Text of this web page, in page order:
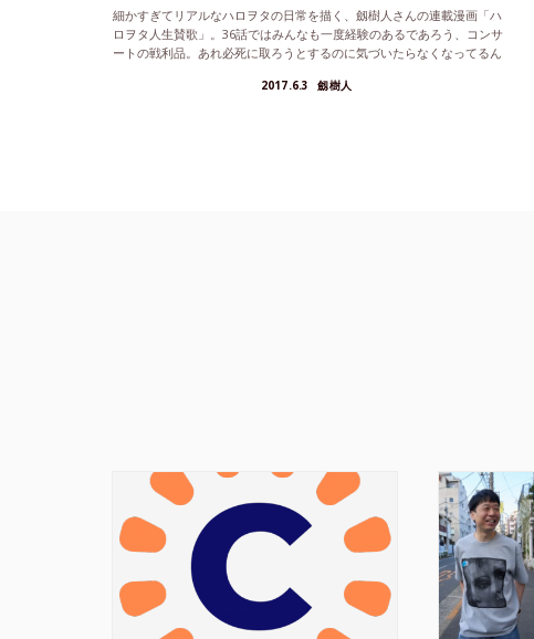
細かすぎてリアルなハロヲタの日常を描く、劔樹人さんの連載漫画「ハ
ロヲタ人生賛歌」。36話ではみんなも一度経験のあるであろう、コンサ
ートの戦利品。あれ必死に取ろうとするのに気づいたらなくなってるん
2017.6.3 劔樹人